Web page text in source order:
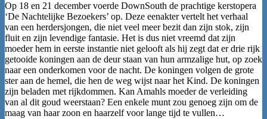
Op 18 en 21 december voerde DownSouth de prachtige kerstopera
‘De Nachtelijke Bezoekers’ op. Deze eenakter vertelt het verhaal
van een herdersjongen, die niet veel meer bezit dan zijn stok, zijn
fluit en zijn levendige fantasie. Het is dus niet vreemd dat zijn
moeder hem in eerste instantie niet gelooft als hij zegt dat er drie rijk
getooide koningen aan de deur staan van hun armzalige hut, op zoek
naar een onderkomen voor de nacht. De koningen volgen de grote
ster aan de hemel, die hen de weg wijst naar het Kind. De koningen
zijn beladen met rijkdommen. Kan Amahls moeder de verleiding
van al dit goud weerstaan? Een enkele munt zou genoeg zijn om de
maag van haar zoon en haarzelf voor lange tijd te vullen…